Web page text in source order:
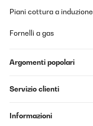
Piani cottura a induzione
Fornelli a gas
Argomenti popolari
Servizio clienti
Informazioni